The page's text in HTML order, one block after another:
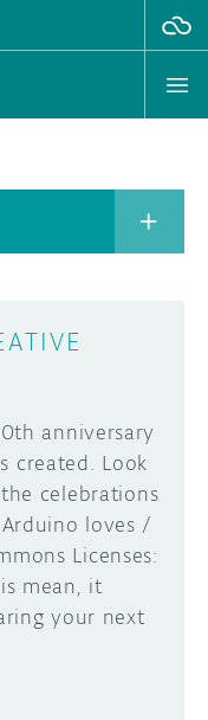
anniversary
created. Look
celebrations
loves /
Licenses:
mean, it
your next
made with